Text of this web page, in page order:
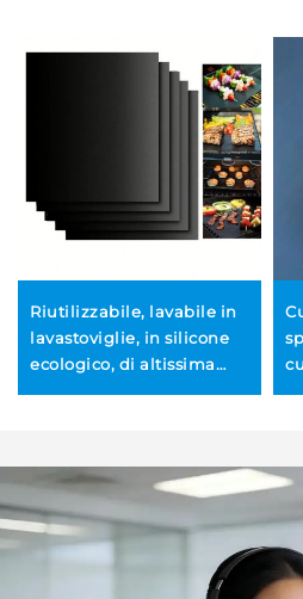
Riutilizzabile, lavabile in
lavastoviglie, in silicone
ecologico, di altissima
qualità, antiaderente,
griglia BBQ e forno